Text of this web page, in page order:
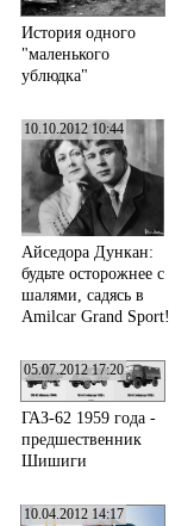
История одного
"маленького
ублюдка"
10.10.2012 10:44
Айседора Дункан:
будьте осторожнее с
шалями, садясь в
Amilcar Grand Sport!
05.07.2012 17:20
ГАЗ-62 1959 года -
предшественник
Шишиги
10.04.2012 14:17